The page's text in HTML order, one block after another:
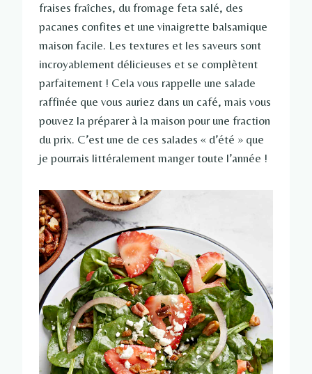
fraises fraîches, du fromage feta salé, des
pacanes confites et une vinaigrette balsamique
maison facile. Les textures et les saveurs sont
incroyablement délicieuses et se complètent
parfaitement ! Cela vous rappelle une salade
raffinée que vous auriez dans un café, mais vous
pouvez la préparer à la maison pour une fraction
du prix. C’est une de ces salades « d’été » que
je pourrais littéralement manger toute l’année !